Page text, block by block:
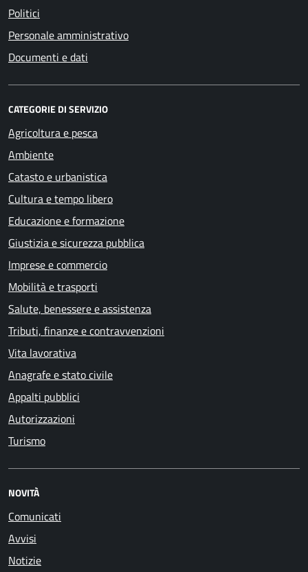
Politici
Personale amministrativo
Documenti e dati
CATEGORIE DI SERVIZIO
Agricoltura e pesca
Ambiente
Catasto e urbanistica
Cultura e tempo libero
Educazione e formazione
Giustizia e sicurezza pubblica
Imprese e commercio
Mobilità e trasporti
Salute, benessere e assistenza
Tributi, finanze e contravvenzioni
Vita lavorativa
Anagrafe e stato civile
Appalti pubblici
Autorizzazioni
Turismo
NOVITÀ
Comunicati
Avvisi
Notizie